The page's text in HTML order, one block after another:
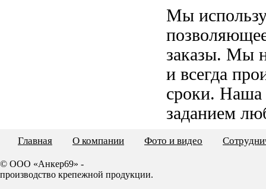
Мы
заказы. Мы
и всегда
сроки. Наша
заданием
Главная О компании Фото и видео
© ООО «Анкер69» -
производство крепежной продукции.